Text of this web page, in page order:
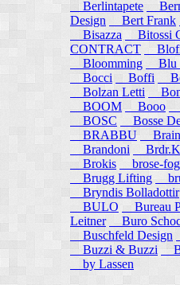
Berlintapete
Design
Bert Frank
Bisazza
Bitossi
CONTRACT
Bloomming
Blu
Bocci
Boffi
Bolzan Letti
BOOM
Booo
BOSC
Bosse
BRABBU
Brandoni
Brokis
brose-
Brugg Lifting
Bryndis Bolladottir
BULO
Bureau
Leitner
Buro
Buschfeld Design
Buzzi & Buzzi
by Lassen